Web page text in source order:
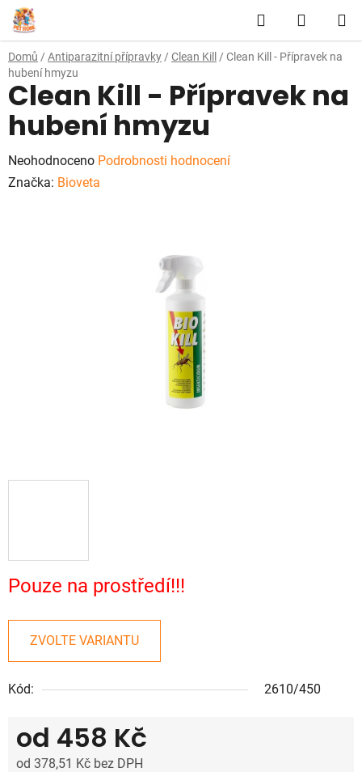
Přejít
na
obsah
Hledat
KOŠÍK
Domů / Antiparazitní přípravky / Clean Kill / Clean Kill - Přípravek na
hubení hmyzu
Pouze na prostředí!!!
ZVOLTE VARIANTU
Kód: 2610/450
od 458 Kč
od 378,51 Kč bez DPH
Clean Kill - Přípravek na
hubení hmyzu
Průměrné
hodnocení
Neohodnoceno Podrobnosti hodnocení
Značka: Bioveta